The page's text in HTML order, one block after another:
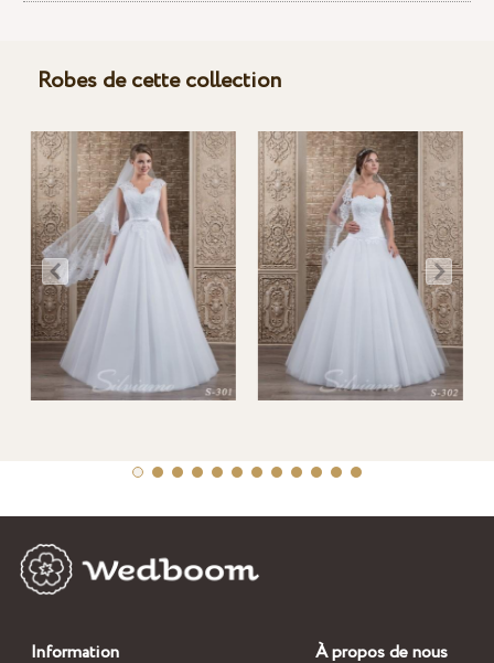
Robes de cette collection
Information À propos de nous